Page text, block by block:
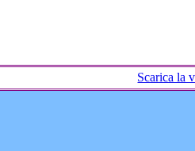
Scarica la